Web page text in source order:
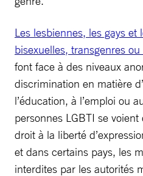
Les lesbiennes, les gays et
bisexuelles, transgenres
font face à des niveaux
discrimination en matière
l’éducation, à l’emploi ou
personnes LGBTI se
droit à la liberté
et dans certains pays, les
interdites par les autorités